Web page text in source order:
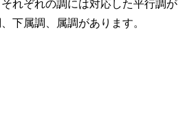
れぞれの調には対応した平行調が
下属調、属調があります。